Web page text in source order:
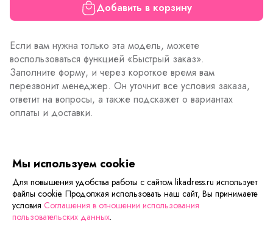
Добавить в корзину
Если вам нужна только эта модель, можете
воспользоваться функцией «Быстрый заказ».
Заполните форму, и через короткое время вам
перезвонит менеджер. Он уточнит все условия заказа,
ответит на вопросы, а также подскажет о вариантах
оплаты и доставки.
Описание товараХарактеристики товара
Джинсы женские Бананы с высокой посадкой
подчеркивают силуэт и стройность. Хит 80-х и самая
модная вещь, которую хочется носить не снимая.
Мы используем cookie
Для повышения удобства работы с сайтом likadress.ru использует
файлы cookie. Продолжая использовать наш сайт, Вы принимаете
условия Соглашения в отношении использования
пользовательских данных.